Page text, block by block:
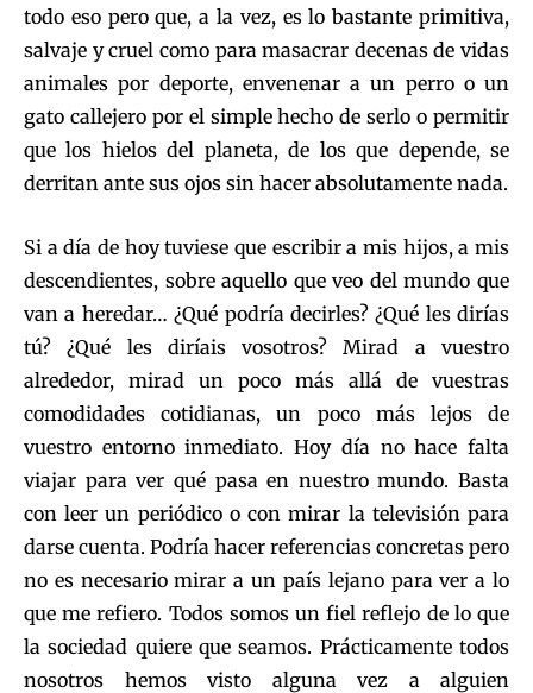
todo eso pero que, a la vez, es lo bastante primitiva,
salvaje y cruel como para masacrar decenas de vidas
animales por deporte, envenenar a un perro o un
gato callejero por el simple hecho de serlo o permitir
que los hielos del planeta, de los que depende, se
derritan ante sus ojos sin hacer absolutamente nada.
Si a día de hoy tuviese que escribir a mis hijos, a mis
descendientes, sobre aquello que veo del mundo que
van a heredar… ¿Qué podría decirles? ¿Qué les dirías
tú? ¿Qué les diríais vosotros? Mirad a vuestro
alrededor, mirad un poco más allá de vuestras
comodidades cotidianas, un poco más lejos de
vuestro entorno inmediato. Hoy día no hace falta
viajar para ver qué pasa en nuestro mundo. Basta
con leer un periódico o con mirar la televisión para
darse cuenta. Podría hacer referencias concretas pero
no es necesario mirar a un país lejano para ver a lo
que me refiero. Todos somos un fiel reflejo de lo que
la sociedad quiere que seamos. Prácticamente todos
nosotros hemos visto alguna vez a alguien